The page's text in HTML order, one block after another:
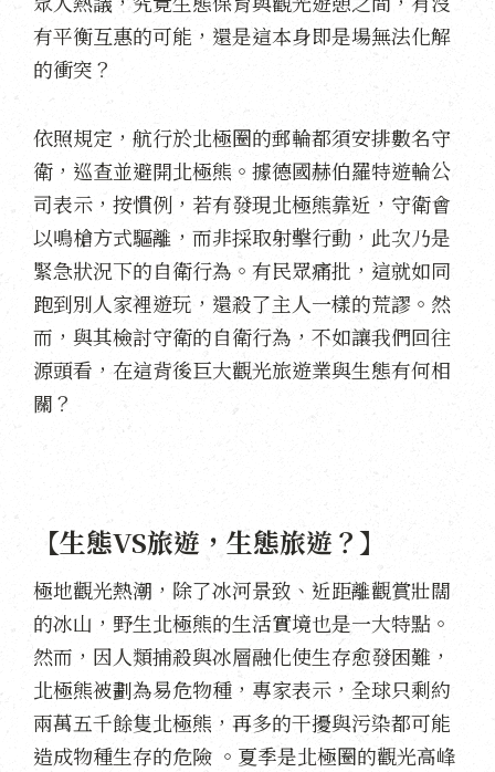
有平衡互惠的可能，還是這本身即是場無法化解
的衝突？
依照規定，航行於北極圈的郵輪都須安排數名守
衛，巡查並避開北極熊。據德國赫伯羅特遊輪公
司表示，按慣例，若有發現北極熊靠近，守衛會
以鳴槍方式驅離，而非採取射擊行動，此次乃是
緊急狀況下的自衛行為。有民眾痛批，這就如同
跑到別人家裡遊玩，還殺了主人一樣的荒謬。然
而，與其檢討守衛的自衛行為，不如讓我們回往
源頭看，在這背後巨大觀光旅遊業與生態有何相
關？
【生態VS旅遊，生態旅遊？】
極地觀光熱潮，除了冰河景致、近距離觀賞壯闊
的冰山，野生北極熊的生活實境也是一大特點。
然而，因人類捕殺與冰層融化使生存愈發困難，
北極熊被劃為易危物種，專家表示，全球只剩約
兩萬五千餘隻北極熊，再多的干擾與污染都可能
造成物種生存的危險 。夏季是北極圈的觀光高峰